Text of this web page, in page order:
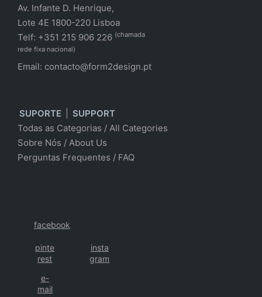
Av. Infante D. Henrique,
Lote 4E 1800-220 Lisboa
Telf: +351 215 906 226 (chamada
rede fixa nacional)
Email: contacto@form2design.pt
SUPORTE
SUPPORT
Todas as Categorias / All Categories
Sobre Nós / About Us
Perguntas Frequentes / FAQ
facebook
pinte
rest
insta
gram
e-
mail